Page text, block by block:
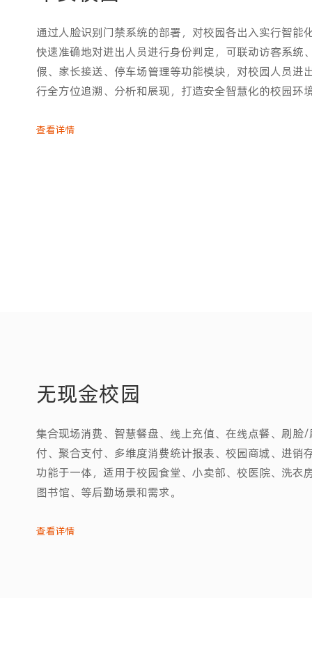
通过人脸识别门禁系统的部署，对校园各出入实行智能
快速准确地对进出人员进行身份判定，可联动访客系统
假、家长接送、停车场管理等功能模块，对校园人员进
行全方位追溯、分析和展现，打造安全智慧化的校园环
查看详情
无现金校园
集合现场消费、智慧餐盘、线上充值、在线点餐、刷脸
付、聚合支付、多维度消费统计报表、校园商城、进销
功能于一体，适用于校园食堂、小卖部、校医院、洗衣
图书馆、等后勤场景和需求。
查看详情